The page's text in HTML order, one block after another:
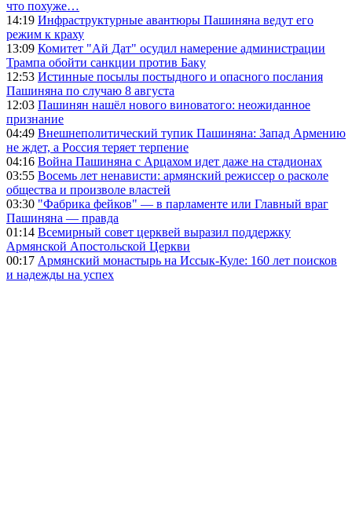
что похуже…
14:19 Инфраструктурные авантюры Пашиняна ведут его
режим к краху
13:09 Комитет "Ай Дат" осудил намерение администрации
Трампа обойти санкции против Баку
12:53 Истинные посылы постыдного и опасного послания
Пашиняна по случаю 8 августа
12:03 Пашинян нашёл нового виноватого: неожиданное
признание
04:49 Внешнеполитический тупик Пашиняна: Запад Армению
не ждет, а Россия теряет терпение
04:16 Война Пашиняна с Арцахом идет даже на стадионах
03:55 Восемь лет ненависти: армянский режиссер о расколе
общества и произволе властей
03:30 "Фабрика фейков" — в парламенте или Главный враг
Пашиняна — правда
01:14 Всемирный совет церквей выразил поддержку
Армянской Апостольской Церкви
00:17 Армянский монастырь на Иссык-Куле: 160 лет поисков
и надежды на успех